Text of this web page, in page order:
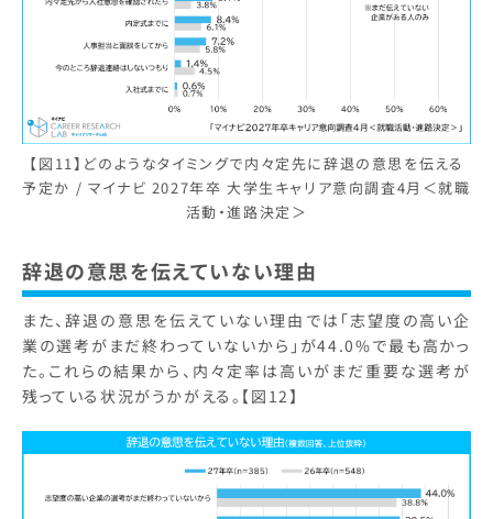
【図11】どのようなタイミングで内々定先に辞退の意思を伝える
予定か / マイナビ 2027年卒 大学生キャリア意向調査4月＜就職
活動・進路決定＞
辞退の意思を伝えていない理由
また、辞退の意思を伝えていない理由では「志望度の高い企
業の選考がまだ終わっていないから」が44.0%で最も高かっ
た。これらの結果から、内々定率は高いがまだ重要な選考が
残っている状況がうかがえる。【図12】